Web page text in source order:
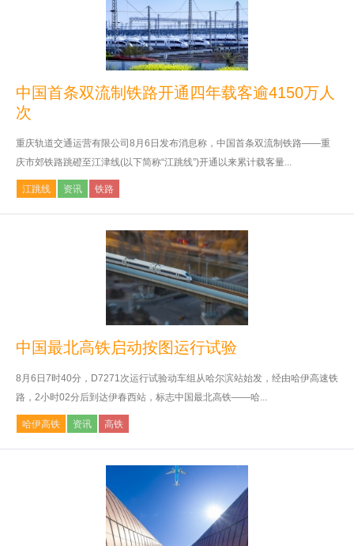
中国首条双流制铁路开通四年载客逾4150万人
次
重庆轨道交通运营有限公司8月6日发布消息称，中国首条双流制铁路——重
庆市郊铁路跳磴至江津线(以下简称“江跳线”)开通以来累计载客量...
江跳线 资讯 铁路
中国最北高铁启动按图运行试验
8月6日7时40分，D7271次运行试验动车组从哈尔滨站始发，经由哈伊高速铁
路，2小时02分后到达伊春西站，标志中国最北高铁——哈...
哈伊高铁 资讯 高铁